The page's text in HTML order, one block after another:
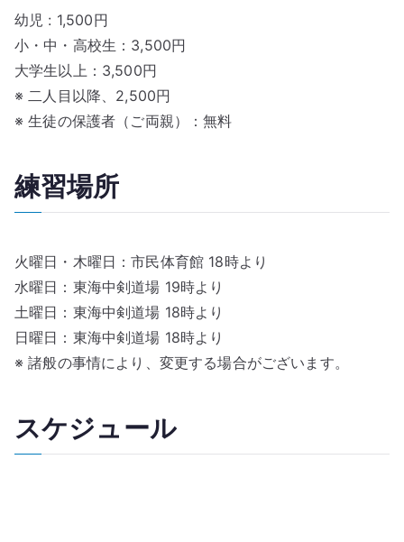
幼児 : 1,500円
小・中・高校生：3,500円
大学生以上：3,500円
※ 二人目以降、2,500円
※ 生徒の保護者（ご両親）：無料
練習場所
火曜日・木曜日：市民体育館 18時より
水曜日：東海中剣道場 19時より
土曜日：東海中剣道場 18時より
日曜日：東海中剣道場 18時より
※ 諸般の事情により、変更する場合がございます。
スケジュール